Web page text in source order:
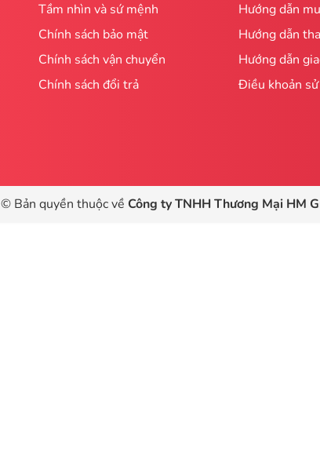
Tầm nhìn và sứ mệnh
Chính sách bảo mật
Chính sách vận chuyển
Chính sách đổi trả
Hướng dẫn
Hướng dẫn
Hướng dẫn
Điều khoản
© Bản quyền thuộc về Công ty TNHH Thương Mại HM